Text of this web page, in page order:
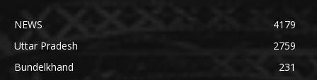
NEWS
4179
Uttar Pradesh
2759
Bundelkhand
231